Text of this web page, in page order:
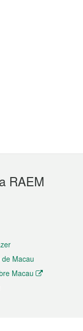
RAEM
Macau
Macau